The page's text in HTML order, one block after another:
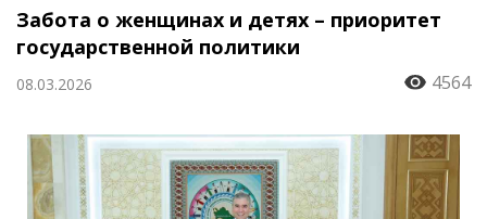
Забота о женщинах и детях – приоритет
государственной политики
08.03.2026 4564